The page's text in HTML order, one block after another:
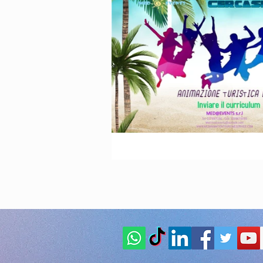
Animazione
stagione estiva
Speciale
Animazione